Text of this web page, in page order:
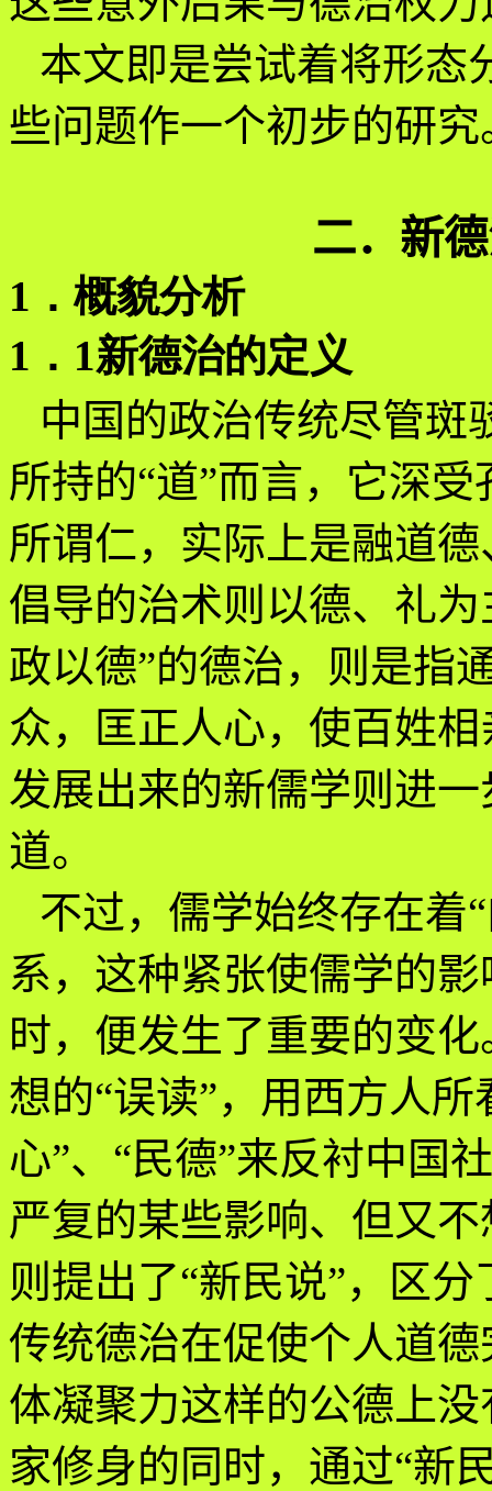
本文即是尝试着将形态
些问题作一个初步的研究
二．新
1．概貌分析
1．1新德治的定义
中国的政治传统尽管斑
所持的“道”而言，它深
所谓仁，实际上是融道
倡导的治术则以德、礼
政以德”的德治，则是指
众，匡正人心，使百姓
发展出来的新儒学则进
道。
不过，儒学始终存在着
系，这种紧张使儒学的
时，便发生了重要的变
想的“误读”，用西方人
心”、“民德”来反衬中国
严复的某些影响、但又
则提出了“新民说”，区
传统德治在促使个人道
体凝聚力这样的公德上
家修身的同时，通过“新